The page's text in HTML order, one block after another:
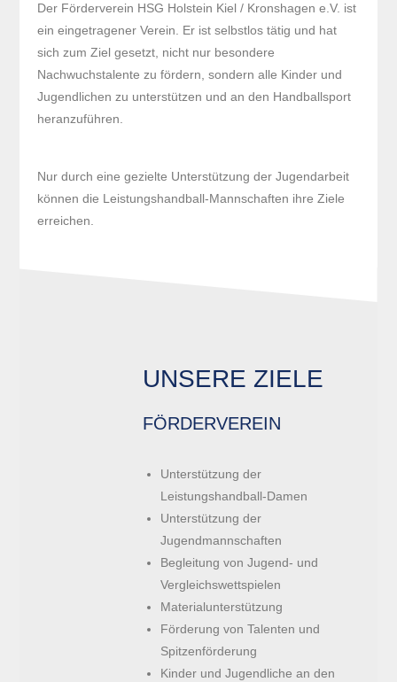
Der Förderverein HSG Holstein Kiel / Kronshagen e.V. ist
ein eingetragener Verein. Er ist selbstlos tätig und hat
sich zum Ziel gesetzt, nicht nur besondere
Nachwuchstalente zu fördern, sondern alle Kinder und
Jugendlichen zu unterstützen und an den Handballsport
heranzuführen.
Nur durch eine gezielte Unterstützung der Jugendarbeit
können die Leistungshandball-Mannschaften ihre Ziele
erreichen.
UNSERE ZIELE
FÖRDERVEREIN
Unterstützung der
Leistungshandball-Damen
Unterstützung der
Jugendmannschaften
Begleitung von Jugend- und
Vergleichswettspielen
Materialunterstützung
Förderung von Talenten und
Spitzenförderung
Kinder und Jugendliche an den